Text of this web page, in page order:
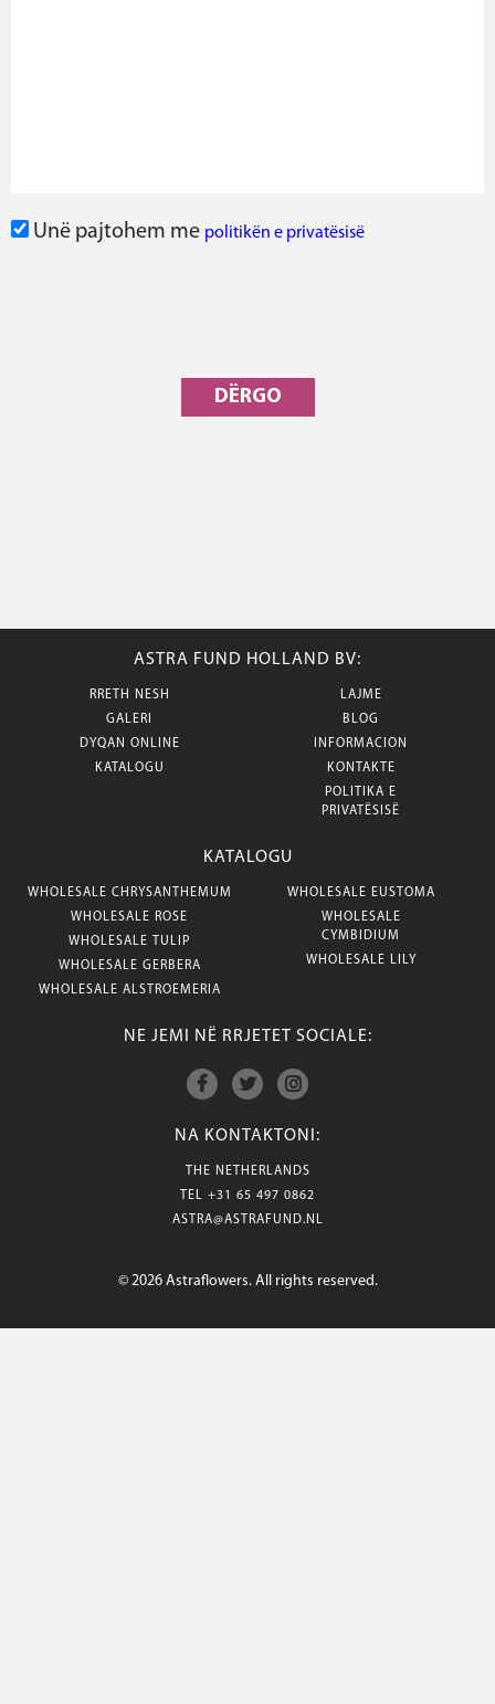
Unë pajtohem me politikën e privatësisë
ASTRA FUND HOLLAND BV:
RRETH NESH
GALERI
DYQAN ONLINE
KATALOGU
LAJME
BLOG
INFORMACION
KONTAKTE
POLITIKA E
PRIVATËSISË
KATALOGU
WHOLESALE CHRYSANTHEMUM
WHOLESALE ROSE
WHOLESALE TULIP
WHOLESALE GERBERA
WHOLESALE ALSTROEMERIA
WHOLESALE EUSTOMA
WHOLESALE
CYMBIDIUM
WHOLESALE LILY
NE JEMI NË RRJETET SOCIALE:
NA KONTAKTONI:
THE NETHERLANDS
TEL +31 65 497 0862
ASTRA@ASTRAFUND.NL
© 2026 Astraflowers. All rights reserved.